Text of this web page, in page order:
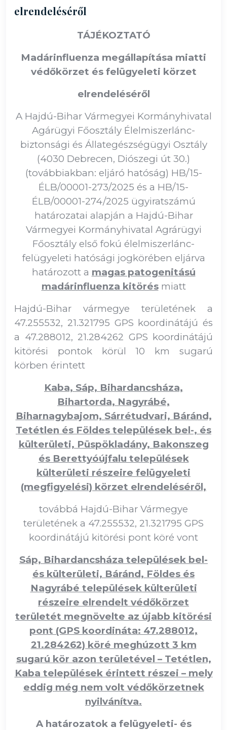
elrendeléséről
TÁJÉKOZTATÓ
Madárinfluenza megállapítása miatti
védőkörzet és felügyeleti körzet
elrendeléséről
A Hajdú-Bihar Vármegyei Kormányhivatal
Agárügyi Főosztály Élelmiszerlánc-
biztonsági és Állategészségügyi Osztály
(4030 Debrecen, Diószegi út 30.)
(továbbiakban: eljáró hatóság) HB/15-
ÉLB/00001-273/2025 és a HB/15-
ÉLB/00001-274/2025 ügyiratszámú
határozatai alapján a Hajdú-Bihar
Vármegyei Kormányhivatal Agrárügyi
Főosztály első fokú élelmiszerlánc-
felügyeleti hatósági jogkörében eljárva
határozott a magas patogenitású
madárinfluenza kitörésmiatt
Hajdú-Bihar vármegye területének a
47.255532, 21.321795 GPS koordinátájú és
a 47.288012, 21.284262 GPS koordinátájú
kitörési pontok körül 10 km sugarú
körben érintett
Kaba, Sáp, Bihardancsháza,
Bihartorda, Nagyrábé,
Biharnagybajom, Sárrétudvari, Báránd,
Tetétlen és Földes települések bel-, és
külterületi, Püspökladány, Bakonszeg
és Berettyóújfalu települések
külterületi részeire felügyeleti
(megfigyelési) körzet elrendeléséről,
továbbá Hajdú-Bihar Vármegye
területének a 47.255532, 21.321795 GPS
koordinátájú kitörési pont köré vont
Sáp, Bihardancsháza települések bel-
és külterületi, Báránd, Földes és
Nagyrábé települések külterületi
részeire elrendelt védőkörzet
területét megnövelte az újabb kitörési
pont (GPS koordináta: 47.288012,
21.284262) köré meghúzott 3 km
sugarú kör azon területével – Tetétlen,
Kaba települések érintett részei – mely
eddig még nem volt védőkörzetnek
nyilvánítva.
A határozatok a felügyeleti- és